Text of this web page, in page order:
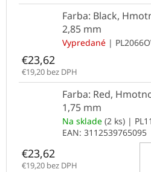
Farba: Black,
2,85 mm
Vypredané |
€23,62
€19,20 bez DPH
Farba: Red,
1,75 mm
Na sklade (2 ks) |
EAN: 3112539765095
€23,62
€19,20 bez DPH